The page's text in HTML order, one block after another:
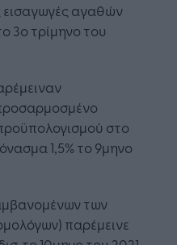
εισαγωγές αγαθών
3ο τρίμηνο του
στο
1,5% το 9μηνο
των
παρέμεινε